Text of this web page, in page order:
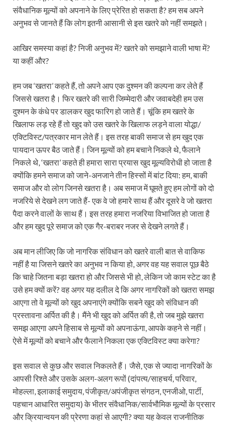
संवैधानिक मूल्यों को अपनाने के लिए प्रेरित हो सकता है? हम सब अपने
अनुभव से जानते हैं कि लोग इतनी आसानी से इस खतरे को नहीं समझते।
आखिर समस्‍या कहां है? निजी अनुभव में? खतरे को समझाने वाली भाषा में?
या कहीं और?
हम जब ‘खतरा’ कहते हैं, तो अपने आप एक दुश्‍मन की कल्‍पना कर लेते हैं
जिससे खतरा है। फिर खतरे की सारी जिम्‍मेदारी और जवाबदेही हम उस
दुश्‍मन के कंधे पर डालकर खुद फारिग हो जाते हैं। चूंकि हम खतरे के
खिलाफ लड़ रहे हैं तो खुद को उस खतरे के खिलाफ लड़ने वाला योद्धा/
एक्टिविस्‍ट/पत्रकार मान लेते हैं। इस तरह बाकी समाज से हम खुद एक
पायदान ऊपर बैठ जाते हैं। जिन मूल्‍यों को हम बचाने निकले थे, फैलाने
निकले थे, ‘खतरा’ कहते ही हमारा सारा प्रयास खुद मूल्‍यविरोधी हो जाता है
क्‍योंकि हमने समाज को जाने-अनजाने तीन हिस्‍सों में बांट दिया: हम, बाकी
समाज और वो लोग जिनसे खतरा है। अब समाज में घूमते हुए हम लोगों को दो
नजरिये से देखने लग जाते हैं- एक वे जो हमारे साथ हैं और दूसरे वे जो खतरा
पैदा करने वालों के साथ हैं। इस तरह हमारा नजरिया विभाजित हो जाता है
और हम खुद पूरे समाज को एक गैर-बराबर नजर से देखने लगते हैं।
अब मान लीजिए कि जो नागरिक संविधान को खतरे वाली बात से वाकिफ
नहीं है या जिसने खतरे का अनुभव न किया हो, अगर वह यह सवाल पूछ बैठे
कि चाहे जितना बड़ा खतरा हो और जिससे भी हो, लेकिन जो काम स्टेट का है
उसे हम क्यों करें? वह अगर यह दलील दे कि अगर नागरिकों को खतरा समझ
आएगा तो वे मूल्यों को खुद अपनाएंगे क्‍योंकि सबने खुद को संविधान की
प्रस्‍तावना अर्पित की है। मैंने भी खुद को अर्पित की है, तो जब मुझे खतरा
समझ आएगा अपने हिसाब से मूल्‍यों को अपनाऊंगा, आपके कहने से नहीं।
ऐसे में मूल्‍यों को बचाने और फैलाने निकला एक एक्टिविस्‍ट क्‍या करेगा?
इस सवाल से कुछ और सवाल निकलते हैं। जैसे, एक से ज्यादा नागरिकों के
आपसी रिश्‍ते और उसके अलग-अलग रूपों (दांपत्य/साहचर्य, परिवार,
मोहल्ला, इलाकाई समुदाय, पंजीकृत/अपंजीकृत संगठन, एनजीओ, पार्टी,
पहचान आधारित समुदाय) के भीतर संवैधानिक/सार्वभौमिक मूल्यों के प्रसार
और क्रियान्वयन की प्रेरणा कहां से आएगी? क्या यह केवल राजनीतिक